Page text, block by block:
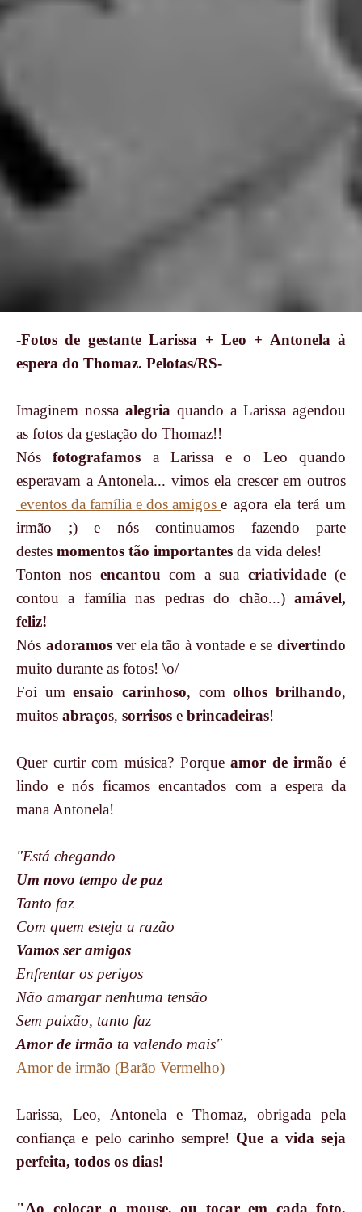
-Fotos de gestante Larissa + Leo + Antonela à
espera do Thomaz. Pelotas/RS-
Imaginem nossa alegria quando a Larissa agendou
as fotos da gestação do Thomaz!!
Nósfotografamos a Larissa e o Leo quando
esperavam a Antonela... vimos ela crescer em outros
eventos da família e dos amigos e agora ela terá um
irmão ;) e nós continuamos fazendo parte
destes momentos tão importantes da vida deles!
Tonton nos encantou com a sua criatividade(e
contou a família nas pedras do chão...) amável,
feliz!
Nós adoramosver ela tão à vontade e sedivertindo
muito durante as fotos! \o/
Foi umensaio carinhoso, comolhos brilhando,
muitos abraços, sorrisos e brincadeiras!
Quer curtir com música? Porqueamor de irmão é
lindo e nós ficamos encantados com a espera da
mana Antonela!
"Está chegando
Um novo tempo de paz
Tanto faz
Com quem esteja a razão
Vamos ser amigos
Enfrentar os perigos
Não amargar nenhuma tensão
Sem paixão, tanto faz
Amor de irmão ta valendo mais"
Amor de irmão (Barão Vermelho)
Larissa, Leo, Antonela e Thomaz, obrigada pela
confiança e pelo carinho sempre! Que a vida seja
perfeita, todos os dias!
"Ao colocar o mouse, ou tocar em cada foto,